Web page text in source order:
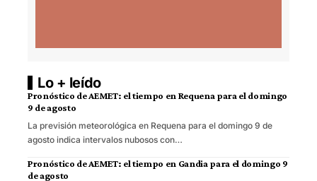
Lo + leído
Pronóstico de AEMET: el tiempo en Requena para el domingo
9 de agosto
La previsión meteorológica en Requena para el domingo 9 de
agosto indica intervalos nubosos con…
Pronóstico de AEMET: el tiempo en Gandia para el domingo 9
de agosto